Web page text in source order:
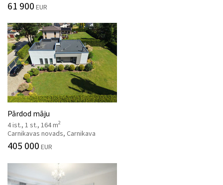
61 900 EUR
Pārdod māju
4 ist., 1 st., 164 m2
Carnikavas novads, Carnikava
405 000 EUR